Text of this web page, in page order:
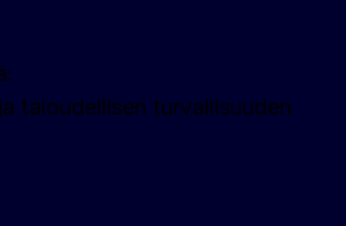
taloudellisen turvallisuuden